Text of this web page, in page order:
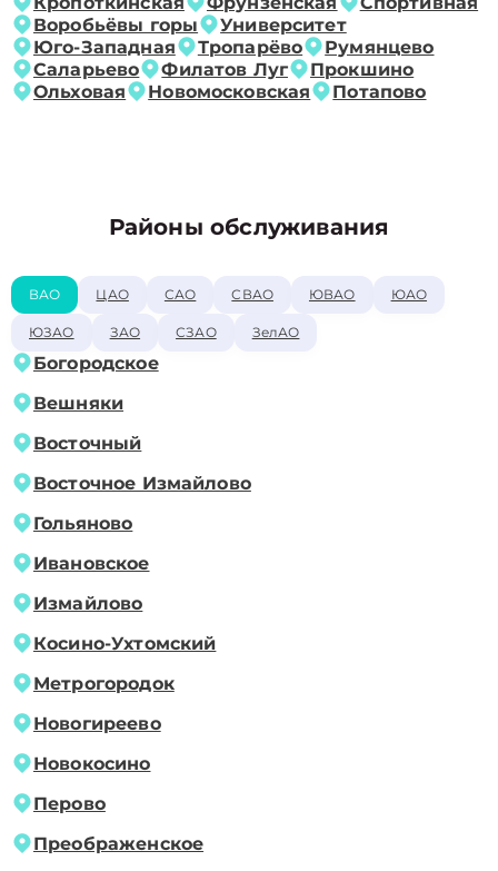
Воробьёвы горы
Университет
Юго-Западная
Тропарёво
Румянцево
Саларьево
Филатов Луг
Прокшино
Ольховая
Новомосковская Потапово
Районы обслуживания
ВАО ЦАО САО СВАО ЮВАО ЮАО
ЮЗАО ЗАО СЗАО ЗелАО
Богородское
Вешняки
Восточный
Восточное Измайлово
Гольяново
Ивановское
Измайлово
Косино-Ухтомский
Метрогородок
Новогиреево
Новокосино
Перово
Преображенское